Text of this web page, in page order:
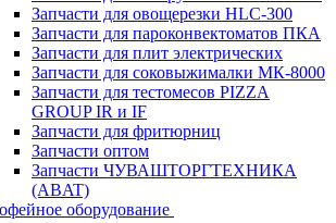
Запчасти для овощерезки HLC-300
Запчасти для пароконвектоматов ПКА
Запчасти для плит электрических
Запчасти для соковыжималки МК-8000
Запчасти для тестомесов PIZZA
GROUP IR и IF
Запчасти для фритюрниц
Запчасти оптом
Запчасти ЧУВАШТОРГТЕХНИКА
(ABAT)
оборудование